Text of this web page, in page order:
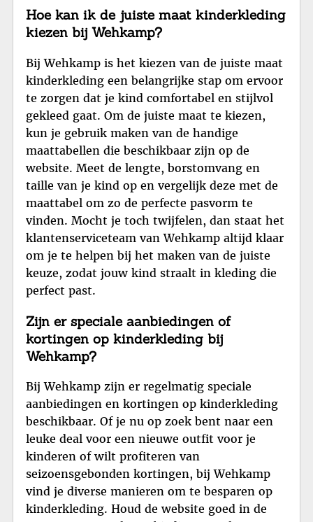
Hoe kan ik de juiste maat kinderkleding
kiezen bij Wehkamp?
Bij Wehkamp is het kiezen van de juiste maat
kinderkleding een belangrijke stap om ervoor
te zorgen dat je kind comfortabel en stijlvol
gekleed gaat. Om de juiste maat te kiezen,
kun je gebruik maken van de handige
maattabellen die beschikbaar zijn op de
website. Meet de lengte, borstomvang en
taille van je kind op en vergelijk deze met de
maattabel om zo de perfecte pasvorm te
vinden. Mocht je toch twijfelen, dan staat het
klantenserviceteam van Wehkamp altijd klaar
om je te helpen bij het maken van de juiste
keuze, zodat jouw kind straalt in kleding die
perfect past.
Zijn er speciale aanbiedingen of
kortingen op kinderkleding bij
Wehkamp?
Bij Wehkamp zijn er regelmatig speciale
aanbiedingen en kortingen op kinderkleding
beschikbaar. Of je nu op zoek bent naar een
leuke deal voor een nieuwe outfit voor je
kinderen of wilt profiteren van
seizoensgebonden kortingen, bij Wehkamp
vind je diverse manieren om te besparen op
kinderkleding. Houd de website goed in de